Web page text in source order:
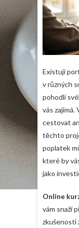
Existují
v různých
pohodlí
vás zajímá.
cestovat
těchto
poplatek
které by
jako
Online
vám snaží
zkušenosti